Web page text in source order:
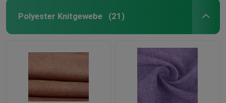
Polyester Knitgewebe (21)